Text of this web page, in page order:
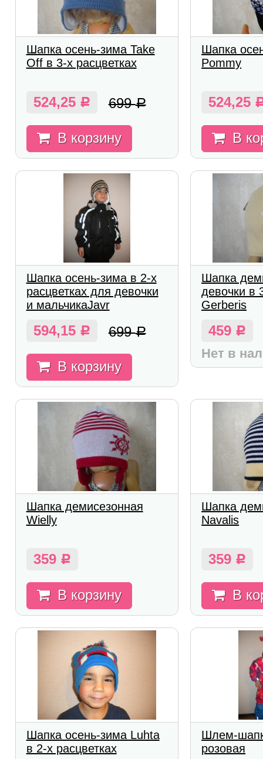
Шапка осень-зима Take
Off в 3-х расцветках
524,25 Р 699Р
В корзину
Шапка
Pommy
524,25
В
Шапка осень-зима в 2-х
расцветках для девочки
и мальчикаJavr
594,15 Р 699Р
В корзину
Шапка
девочки в
Gerberis
459 Р
Нет в
Шапка демисезонная
Wielly
359 Р
В корзину
Шапка
Navalis
359 Р
В
Шапка осень-зима Luhta
в 2-х расцветках
Шлем-
розовая